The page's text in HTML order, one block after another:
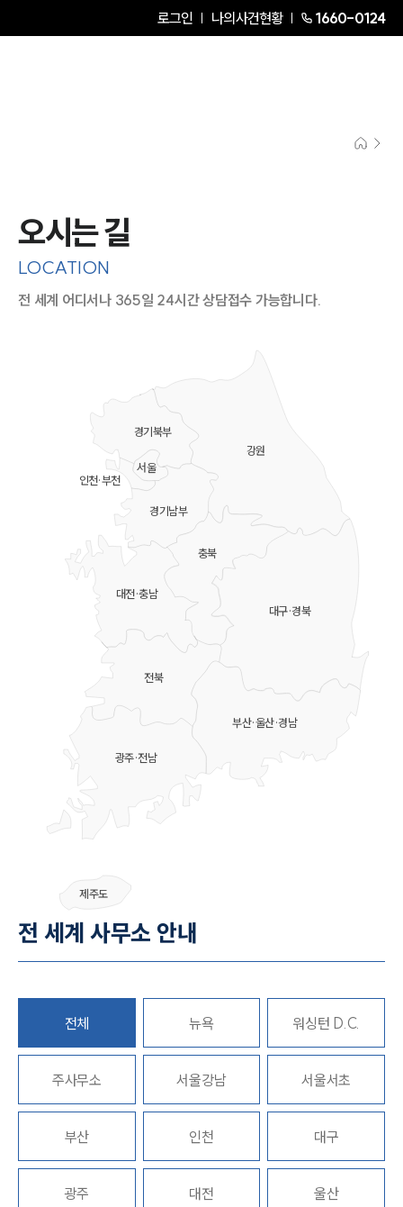
로그인 나의사건현황 1660-0124
그룹소개
대륜의 강점
오시는 길
고객의 소리
통합검색
AI대륜
업무사례
사례분석/최신동향
형사 법률정보
법률지식인
형사소송·상담후기
오시는 길
LOCATION
전 세계 어디서나 365일 24시간 상담접수 가능합니다.
강원
충북
대전·충남
대구·경북
부산·울산·경남
전북
광주·전남
제주도
경기북부
경기남부
서울
인천·부천
전 세계 사무소 안내
전체 뉴욕 워싱턴 D.C.
주사무소 서울강남 서울서초
부산 인천 대구
광주 대전 울산